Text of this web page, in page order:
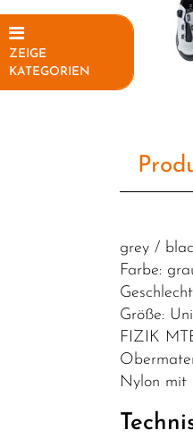
ZEIGE
KATEGORIEN
grey /
Farbe:
Größe:
FIZIK
Nylon mit